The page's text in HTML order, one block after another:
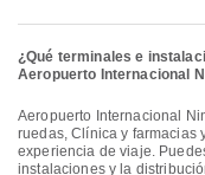
¿Qué terminales e
Aeropuerto Internacional
Aeropuerto Internacional Ninoy Aquino ofrece Zona de fumadores, Silla de
ruedas, Clínica y farmacias
experiencia de viaje.
instalaciones y la